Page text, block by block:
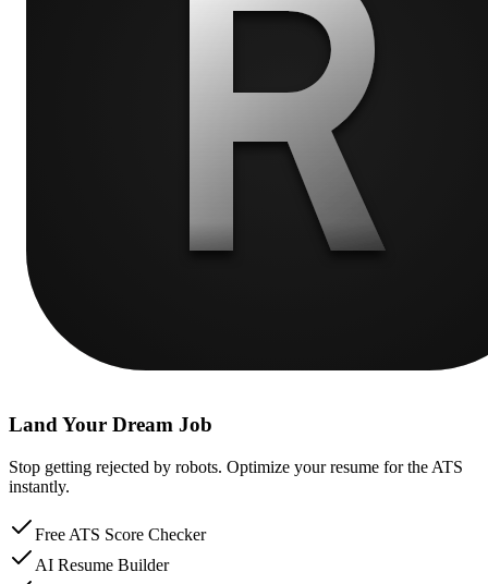
Land Your Dream Job
Stop getting rejected by robots. Optimize your resume for the ATS
instantly.
Free ATS Score Checker
AI Resume Builder